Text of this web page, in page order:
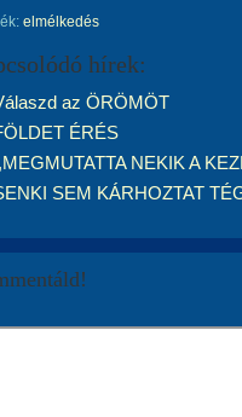
elmélkedés
hírek:
az ÖRÖMÖT
ÉRÉS
NEKIK A
SEM KÁRHOZTAT